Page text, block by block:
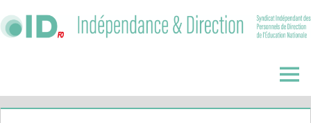
to
Direction
Menu